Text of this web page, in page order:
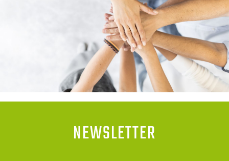
NEWSLETTER